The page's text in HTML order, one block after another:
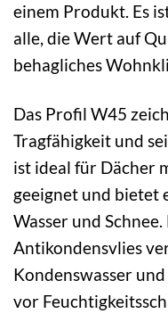
einem Produkt. Es
alle, die Wert auf
behagliches
Das Profil W45
Tragfähigkeit und
ist ideal für Dächer
geeignet und bietet
Wasser und
Antikondensvlies
Kondenswasser
vor